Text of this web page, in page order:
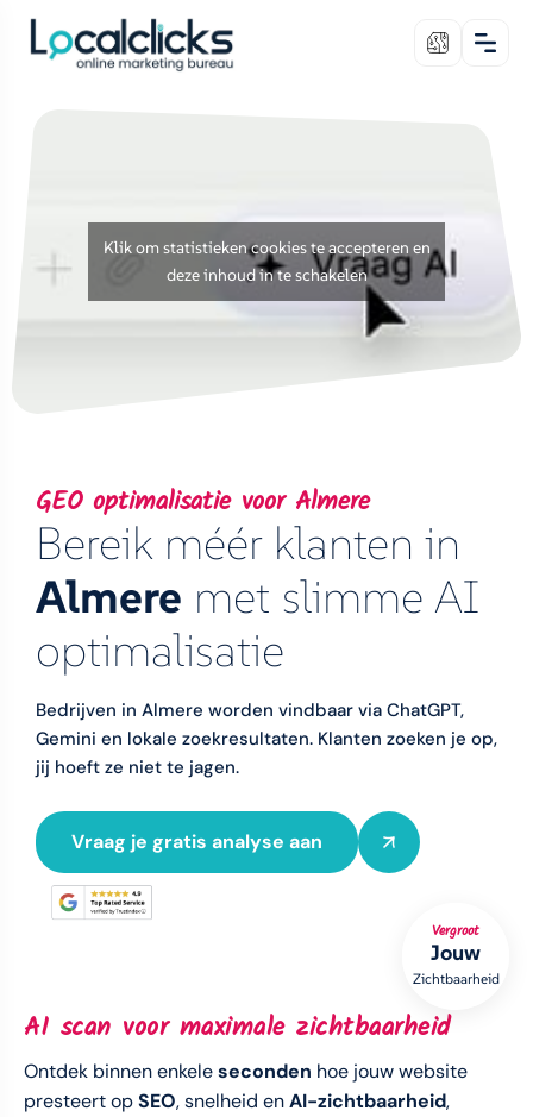
GEO optimalisatie voor Almere
Bereik méér klanten in
Almere met slimme AI
optimalisatie
Bedrijven in Almere worden vindbaar via ChatGPT,
Gemini en lokale zoekresultaten. Klanten zoeken je op,
jij hoeft ze niet te jagen.
Vraag je gratis analyse aan
Klik om statistieken cookies te accepteren en
deze inhoud in te schakelen
Vergroot
Jouw
Zichtbaarheid
AI scan voor maximale zichtbaarheid
Ontdek binnen enkeleseconden hoe jouw website
presteert opSEO, snelheid enAI-zichtbaarheid,